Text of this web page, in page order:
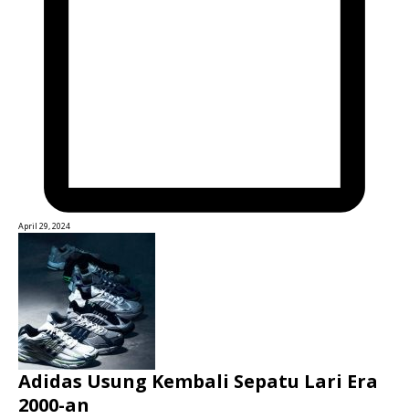
April 29, 2024
Adidas Usung Kembali Sepatu Lari Era
2000-an